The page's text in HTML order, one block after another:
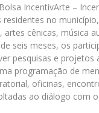
IncentivArte –
residentes no
artes cênicas, música
seis meses, os
pesquisas e projetos
programação de
oficinas,
ao diálogo com